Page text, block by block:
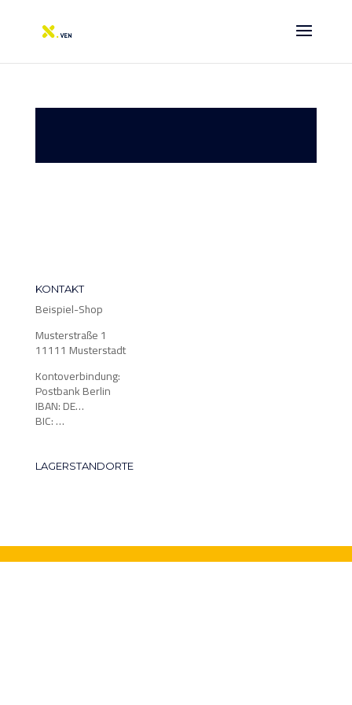
KONTAKT
Beispiel-Shop
Musterstraße 1
11111 Musterstadt
Kontoverbindung:
Postbank Berlin
IBAN: DE…
BIC: …
LAGERSTANDORTE